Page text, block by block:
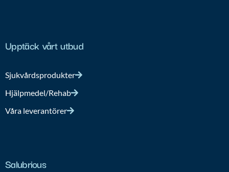
Upptäck vårt utbud
Sjukvårdsprodukter
Hjälpmedel/Rehab
Våra leverantörer
Salubrious